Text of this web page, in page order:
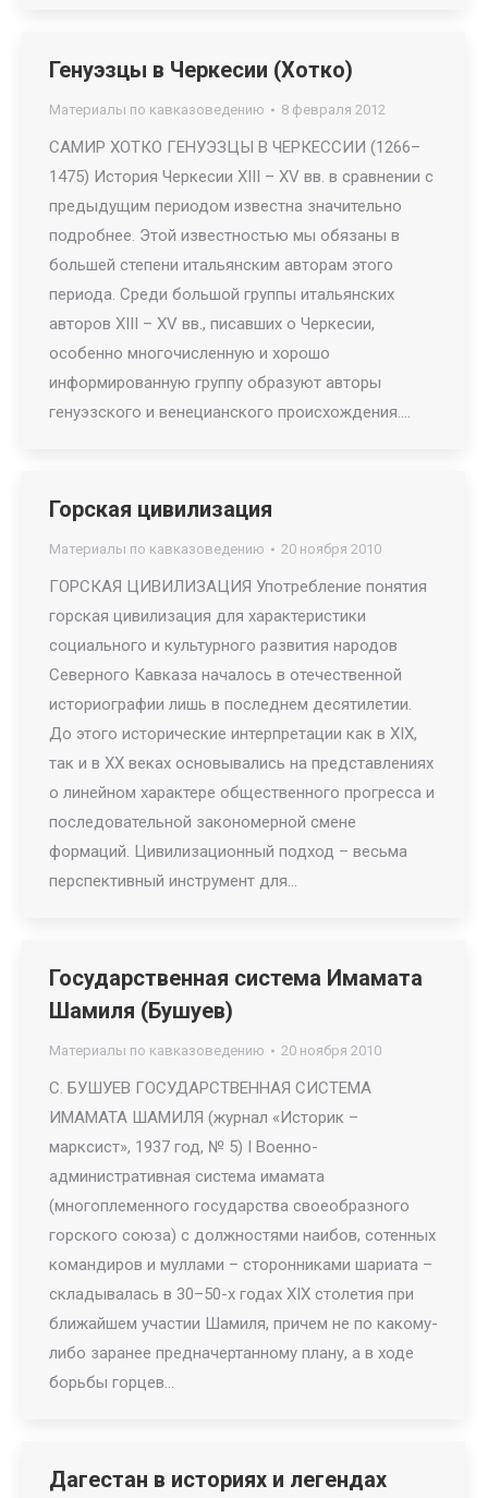
Генуэзцы в Черкесии (Хотко)
Материалы по кавказоведению 8 февраля 2012
САМИР ХОТКО ГЕНУЭЗЦЫ В ЧЕРКЕССИИ (1266–
1475) История Черкесии XIII – XV вв. в сравнении с
предыдущим периодом известна значительно
подробнее. Этой известностью мы обязаны в
большей степени итальянским авторам этого
периода. Среди большой группы итальянских
авторов ХIII – XV вв., писавших о Черкесии,
особенно многочисленную и хорошо
информированную группу образуют авторы
генуэзского и венецианского происхождения.…
Горская цивилизация
Материалы по кавказоведению 20 ноября 2010
ГОРСКАЯ ЦИВИЛИЗАЦИЯ Употребление понятия
горская цивилизация для характеристики
социального и культурного развития народов
Северного Кавказа началось в отечественной
историографии лишь в последнем десятилетии.
До этого исторические интерпретации как в XIX,
так и в XX веках основывались на представлениях
о линейном характере общественного прогресса и
последовательной закономерной смене
формаций. Цивилизационный подход – весьма
перспективный инструмент для…
Государственная система Имамата
Шамиля (Бушуев)
Материалы по кавказоведению 20 ноября 2010
С. БУШУЕВ ГОСУДАРСТВЕННАЯ СИСТЕМА
ИМАМАТА ШАМИЛЯ (журнал «Историк –
марксист», 1937 год, № 5) I Военно-
административная система имамата
(многоплеменного государства своеобразного
горского союза) с должностями наибов, сотенных
командиров и муллами – сторонниками шариата –
складывалась в 30–50-х годах XIX столетия при
ближайшем участии Шамиля, причем не по какому-
либо заранее предначертанному плану, а в ходе
борьбы горцев…
Дагестан в историях и легендах